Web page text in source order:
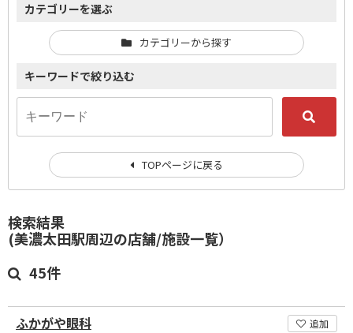
検索結果
(美濃太田駅周辺の店舗/施設一覧）
45件
ふかがや眼科 追加
カテゴリーを選ぶ
カテゴリーから探す
キーワードで絞り込む
TOPページに戻る